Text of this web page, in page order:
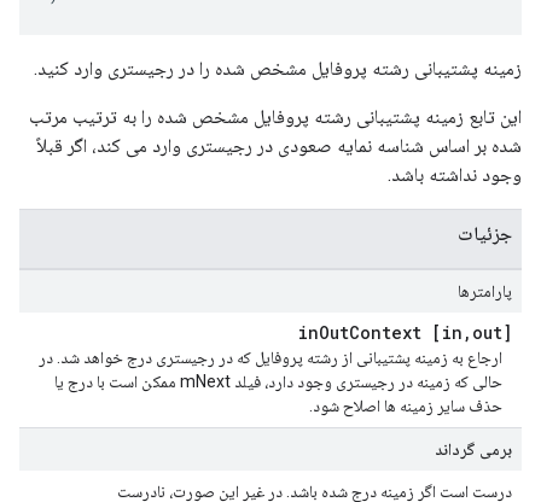
زمینه پشتیبانی رشته پروفایل مشخص شده را در رجیستری وارد کنید.
این تابع زمینه پشتیبانی رشته پروفایل مشخص شده را به ترتیب مرتب
شده بر اساس شناسه نمایه صعودی در رجیستری وارد می کند، اگر قبلاً
وجود نداشته باشد.
جزئیات
پارامترها
[in
, out] in
OutContext
ارجاع به زمینه پشتیبانی از رشته پروفایل که در رجیستری درج خواهد شد. در
حالی که زمینه در رجیستری وجود دارد، فیلد mNext ممکن است با درج یا
حذف سایر زمینه ها اصلاح شود.
برمی گرداند
درست است اگر زمینه درج شده باشد. در غیر این صورت، نادرست